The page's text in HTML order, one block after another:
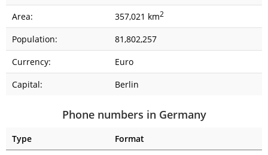
Area:
357,021 km2
Population:
81,802,257
Currency:
Euro
Capital:
Berlin
Phone numbers in Germany
Type
Format